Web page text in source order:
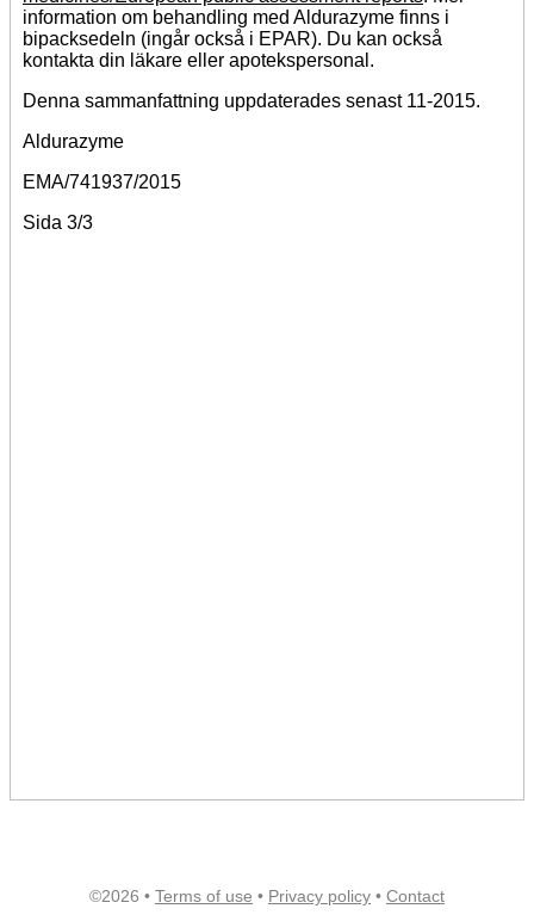
information om behandling med Aldurazyme finns i
bipacksedeln (ingår också i EPAR). Du kan också
kontakta din läkare eller apotekspersonal.
Denna sammanfattning uppdaterades senast 11-2015.
Aldurazyme
EMA/741937/2015
Sida 3/3
©2026 • Terms of use • Privacy policy • Contact